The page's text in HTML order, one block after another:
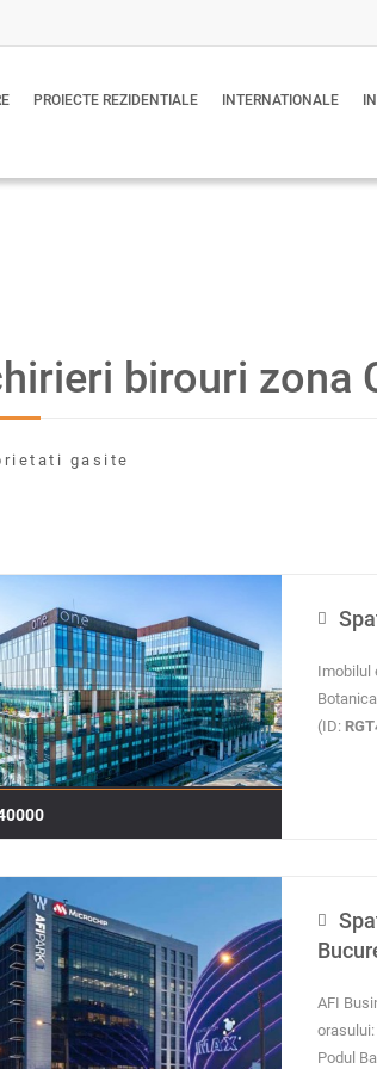
PROIECTE REZIDENTIALE INTERNATIONALE
birouri zona
gasite
Imobilul
(ID:
AFI
Podul